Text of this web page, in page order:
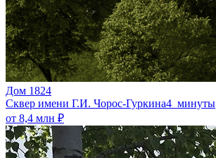
Дом 1824
Сквер имени Г.И. Чорос-Гуркина4 минуты
от 8,4 млн ₽